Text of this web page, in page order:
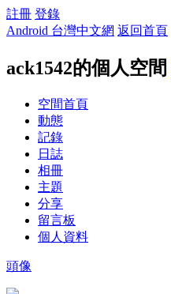
註冊 登錄
Android 台灣中文網 返回首頁
ack1542的個人空間
空間首頁
動態
記錄
日誌
相冊
主題
分享
留言板
個人資料
頭像